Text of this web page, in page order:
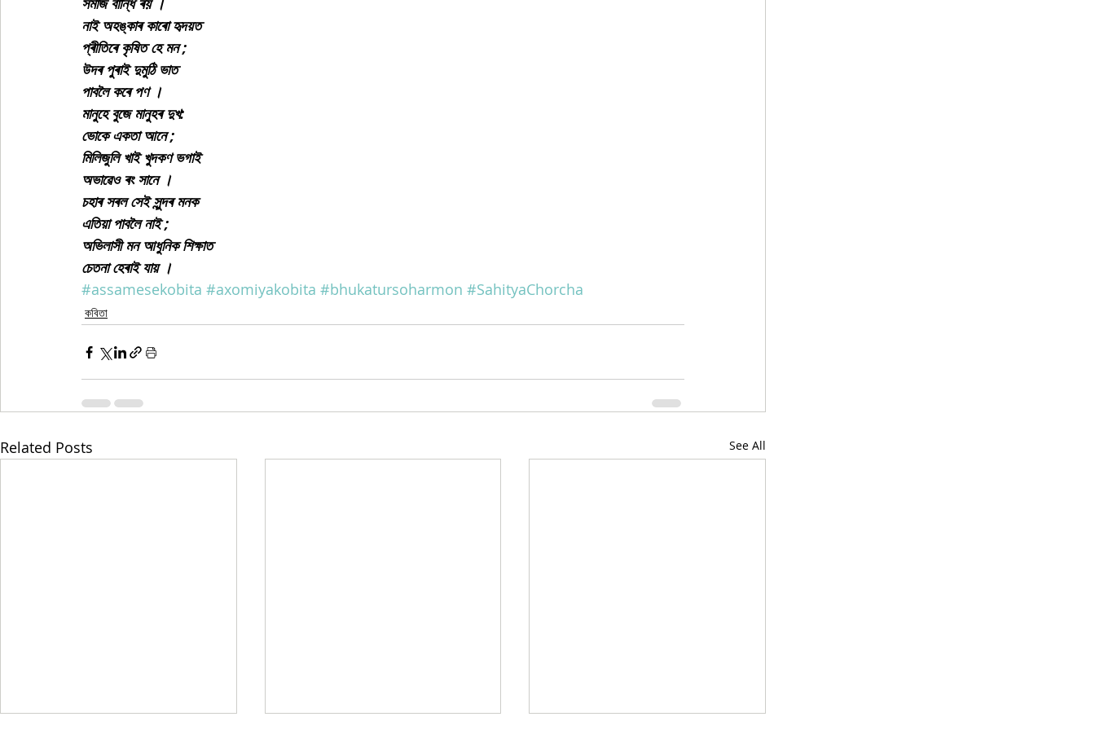
নাই অহঙ্কাৰ কাৰো হৃদয়ত
প্ৰীতিৰে কৃষিত হে মন ;
উদৰ পুৰাই দুমুঠি ভাত
পাবলৈ কৰে পণ ।
মানুহে বুজে মানুহৰ দুখ:
ভোকে একতা আনে ;
মিলিজুলি খাই খুদকণ ভগাই
অভাৱেও ৰং সানে ।
চহাৰ সৰল সেই সুন্দৰ মনক
এতিয়া পাবলৈ নাই ;
অভিলাসী মন আধুনিক শিক্ষাত
চেতনা হেৰাই যায় ।
#assamesekobita #axomiyakobita #bhukatursoharmon #SahityaChorcha
কবিতা
Related Posts See All